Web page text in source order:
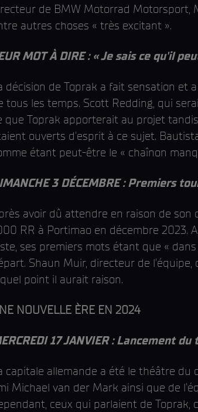
de BMW Motorrad Motorsport,
autres choses « très excitant ».
MOT À DIRE : « Je sais ce qu'il
décision de Toprak a fait sensation et
tous les temps. Scott Redding, qui
que Toprak apporterait au projet
ouverts d'esprit à ce sujet.
étant peut-être le « chaînon
3 DÉCEMBRE : Premiers
avoir dû attendre en raison de son
RR à Portimao en décembre 2023.
ses premiers mots étant que «
Shaun Muir, directeur de
point il aurait raison.
NOUVELLE ÈRE EN 2024
17 JANVIER : Lancement
capitale allemande a été le théâtre du
Michael van der Mark ainsi que de
ceux qui parlaient de